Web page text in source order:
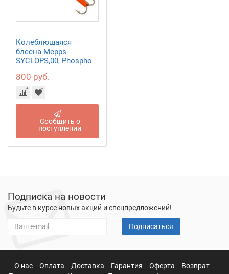
Колеблющаяся
блесна Mepps
SYCLOPS,00, Phospho
800 руб.
Сообщить о
поступлении
Подписка на новости
Будьте в курсе новых акций и спецпредложений!
Подписаться
О нас Оплата Доставка Гарантия Оферта
Возврат